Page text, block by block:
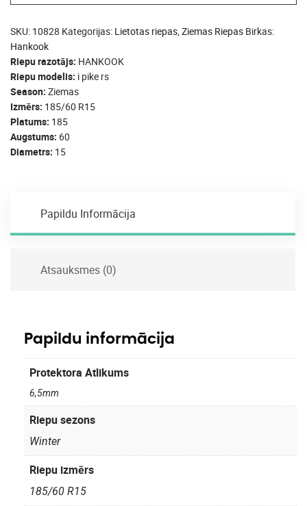
daudzums
SKU: 10828 Kategorijas: Lietotas riepas, Ziemas Riepas Birkas:
Hankook
Riepu razotājs HANKOOK
Riepu modelis i pike rs
Season Ziemas
Izmērs 185/60 R15
Platums 185
Augstums 60
Diametrs 15
Papildu Informācija
Atsauksmes (0)
Papildu informācija
Protektora Atlikums
6,5mm
Riepu sezons
Winter
Riepu izmērs
185/60 R15